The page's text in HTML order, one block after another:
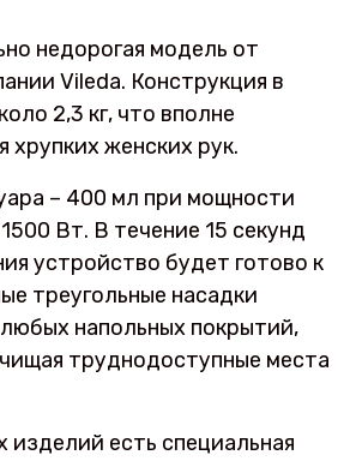
недорогая модель от
Vileda. Конструкция в
2,3 кг, что вполне
хрупких женских рук.
– 400 мл при мощности
Вт. В течение 15 секунд
устройство будет готово к
треугольные насадки
напольных покрытий,
труднодоступные места
изделий есть специальная